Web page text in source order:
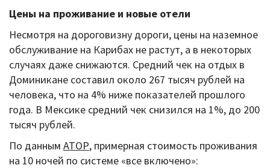
Цены на проживание и новые отели
Несмотря на дороговизну дороги, цены на наземное
обслуживание на Карибах не растут, а в некоторых
случаях даже снижаются. Средний чек на отдых в
Доминикане составил около 267 тысяч рублей на
человека, что на 4% ниже показателей прошлого
года. В Мексике средний чек снизился на 1%, до 200
тысяч рублей.
По данным АТОР, примерная стоимость проживания
на 10 ночей по системе «все включено»: